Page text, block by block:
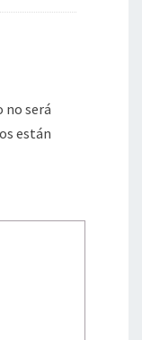
no será
están